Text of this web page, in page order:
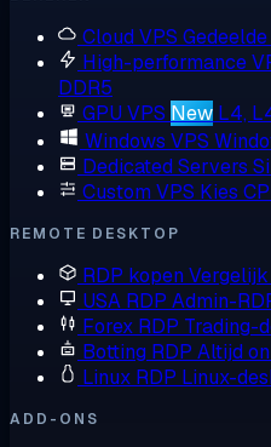
Cloud VPS
High-performance
DDR5
GPU VPS New L4,
Windows VPS
Dedicated Servers
Custom VPS Kies
REMOTE DESKTOP
RDP kopen
USA RDP Admin-
Forex RDP Trading-
Botting RDP Altijd
Linux RDP Linux-
ADD-ONS